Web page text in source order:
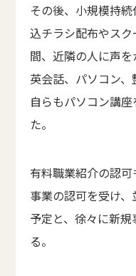
その後、小規模持
込チラシ配布やス
間、近隣の人に声を
英会話、パソコン、
自らもパソコン講
た。
有料職業紹介の認
事業の認可を受け
予定と、徐々に新
る。